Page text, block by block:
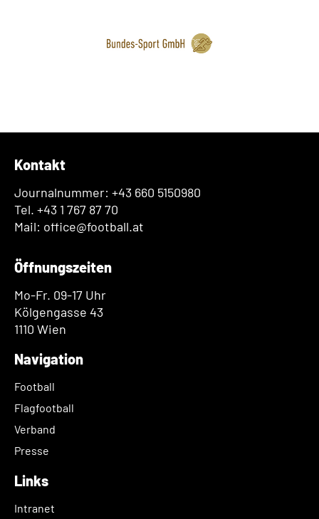
Kontakt
Journalnummer: +43 660 5150980
Tel. +43 1 767 87 70
Mail: office@football.at
Öffnungszeiten
Mo-Fr. 09-17 Uhr
Kölgengasse 43
1110 Wien
Navigation
Football
Flagfootball
Verband
Presse
Links
Intranet